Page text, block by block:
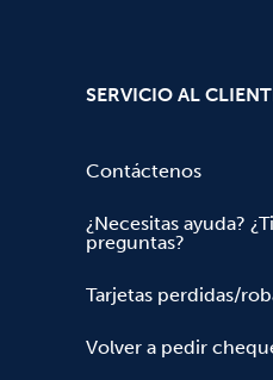
SERVICIO AL
Contáctenos
¿Necesitas ayuda?
preguntas?
Tarjetas perdidas/
Volver a pedir